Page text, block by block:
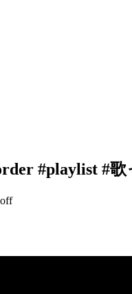
#playlist #